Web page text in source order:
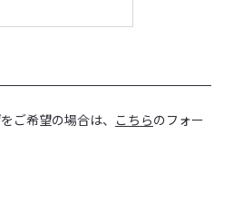
ご希望の場合は、 こちらのフォー